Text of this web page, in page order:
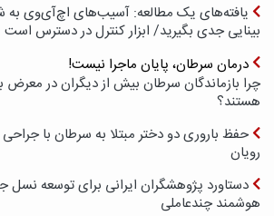
یافته‌های یک مطالعه: آسیب‌های اچ‌آی‌وی به
بینایی جدی بگیرید/ ابزار کنترل در دسترس است
درمان سرطان، پایان ماجرا نیست!
چرا بازماندگان سرطان بیش از دیگران در معرض
هستند؟
حفظ باروری دو دختر مبتلا به سرطان با
رویان
دستاورد پژوهشگران ایرانی برای توسعه نسل
هوشمند چندعاملی